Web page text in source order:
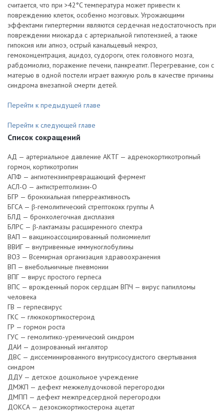
считается, что при >42°C температура может привести к
повреждению клеток, особенно мозговых. Угрожающими
эффектами гипертермии являются сердечная недостаточность при
повреждении миокарда с артериальной гипотензией, а также
гипоксия или апноэ, острый канальцевый некроз,
гемоконцентрация, ацидоз, судороги, отек головного мозга,
рабдомиолиз, поражение печени, панкреатит. Перегревание, сон с
матерью в одной постели играет важную роль в качестве причины
синдрома внезапной смерти детей.
Перейти к предыдущей главе
Перейти к следующей главе
Список сокращений
АД — артериальное давление АКТГ — адренокортикотропный
гормон, кортикотропин
АПФ — ангиотензинпревращающий фермент
АСЛ-О — антистрептолизин-О
БГР — бронхиальная гиперреактивность
БГСА — β-гемолитический стрептококк группы А
БЛД — бронхолегочная дисплазия
БЛРС — β-лактамазы расширенного спектра
ВАП — вакциноассоциированный полиомиелит
ВВИГ — внутривенные иммуноглобулины
ВОЗ — Всемирная организация здравоохранения
ВП — внебольничные пневмонии
ВПГ — вирус простого герпеса
ВПС — врожденный порок сердцам ВПЧ — вирус папилломы
человека
ГВ — герпесвирус
ГКС — глюкокортикостероид
ГР — гормон роста
ГУС — гемолитико-уремический синдром
ДАИ — дозированный ингалятор
ДВС — диссеминированного внутрисосудистого свертывания
синдром
ДДУ — детское дошкольное учреждение
ДМЖП — дефект межжелудочковой перегородки
ДМПП — дефект межпредсердной перегородки
ДОКСА — дезоксикортикостерона ацетат